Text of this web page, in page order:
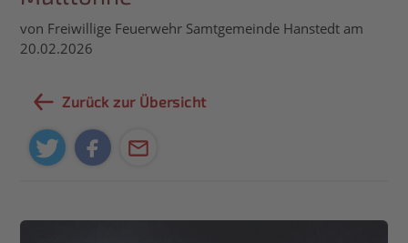
von Freiwillige Feuerwehr Samtgemeinde Hanstedt am
20.02.2026
Zurück zur Übersicht